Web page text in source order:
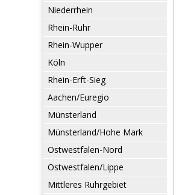
Niederrhein
Rhein-Ruhr
Rhein-Wupper
Köln
Rhein-Erft-Sieg
Aachen/Euregio
Münsterland
Münsterland/Hohe Mark
Ostwestfalen-Nord
Ostwestfalen/Lippe
Mittleres Ruhrgebiet